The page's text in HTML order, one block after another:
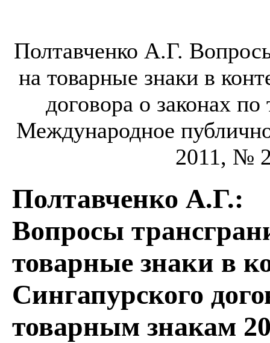
Полтавченко А.Г.
на товарные знаки в
договора о законах
Международное
2011, №
Полтавченко А.Г.:
Вопросы
товарные знаки в
Сингапурского
товарным знакам